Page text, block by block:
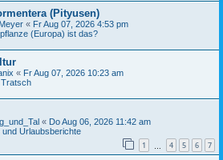
(Pityusen)
« Fr Aug 07, 2026 4:53 pm
(Europa) ist das?
« Fr Aug 07, 2026 10:23 am
Tratsch
« Do Aug 06, 2026 11:42 am
Urlaubsberichte
1 4 5 6 7